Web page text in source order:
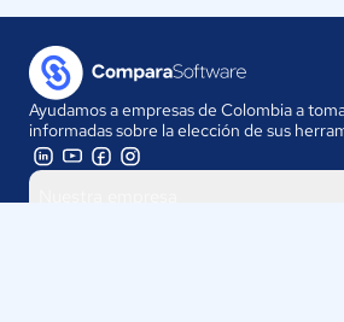
Ayudamos a empresas de Colombia a
informadas sobre la elección de sus